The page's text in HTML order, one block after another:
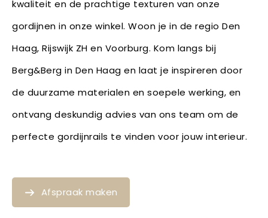
kwaliteit en de prachtige texturen van onze
gordijnen in onze winkel. Woon je in de regio Den
Haag, Rijswijk ZH en Voorburg. Kom langs bij
Berg&Berg in Den Haag en laat je inspireren door
de duurzame materialen en soepele werking, en
ontvang deskundig advies van ons team om de
perfecte gordijnrails te vinden voor jouw interieur.
Afspraak maken